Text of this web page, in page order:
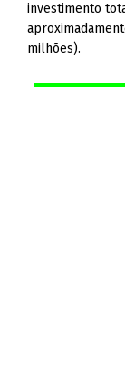
investimento
milhões).